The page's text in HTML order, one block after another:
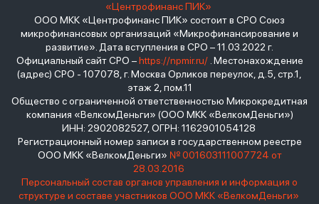
«Центрофинанс ПИК»
ООО МКК «Центрофинанс ПИК» состоит в СРО Союз
микрофинансовых организаций «Микрофинансирование и
развитие». Дата вступления в СРО – 11.03.2022 г.
Официальный сайт СРО –https://npmir.ru/. Местонахождение
(адрес) СРО - 107078, г. Москва Орликов переулок, д.5, стр.1,
этаж 2, пом.11
Общество с ограниченной ответственностью Микрокредитная
компания «ВелкомДеньги» (ООО МКК «ВелкомДеньги»)
ИНН: 2902082527, ОГРН: 1162901054128
Регистрационный номер записи в государственном реестре
ООО МКК «ВелкомДеньги» № 001603111007724 от
28.03.2016
Персональный состав органов управления и информация о
структуре и составе участников ООО МКК «ВелкомДеньги»